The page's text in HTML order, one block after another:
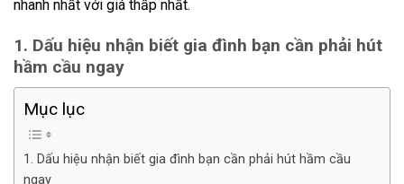
nhanh nhất với giá thấp nhất.
1. Dấu hiệu nhận biết gia đình bạn cần phải hút
hầm cầu ngay
Mục lục
1. Dấu hiệu nhận biết gia đình bạn cần phải hút hầm cầu
ngay